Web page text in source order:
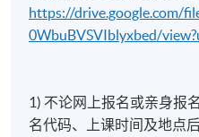
https://drive.google.com/
0WbuBVSVIblyxbed/
1) 不论网上报名或亲身报
名代码、上课时间及地点